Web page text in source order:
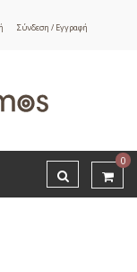
Σύνδεση / Εγγραφή
0